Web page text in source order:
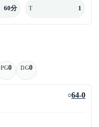
60分 T 1
PG0 DG0
○64-0